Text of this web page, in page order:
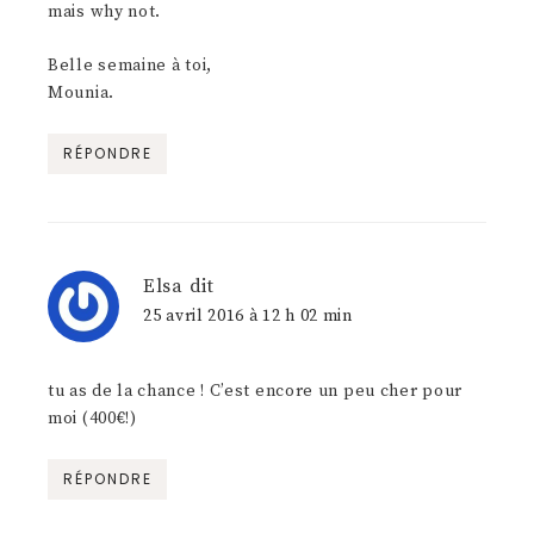
mais why not.
Belle semaine à toi,
Mounia.
RÉPONDRE
Elsa dit
25 avril 2016 à 12 h 02 min
tu as de la chance ! C’est encore un peu cher pour
moi (400€!)
RÉPONDRE